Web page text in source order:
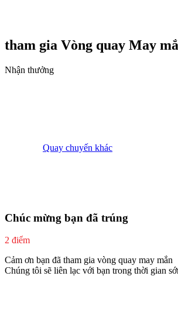
tham gia Vòng quay May
Nhận thưởng
Quay chuyến khác
Chúc mừng bạn đã trúng
2 điểm
Cảm ơn bạn đã tham gia vòng quay may mắn
Chúng tôi sẽ liên lạc với bạn trong thời gian